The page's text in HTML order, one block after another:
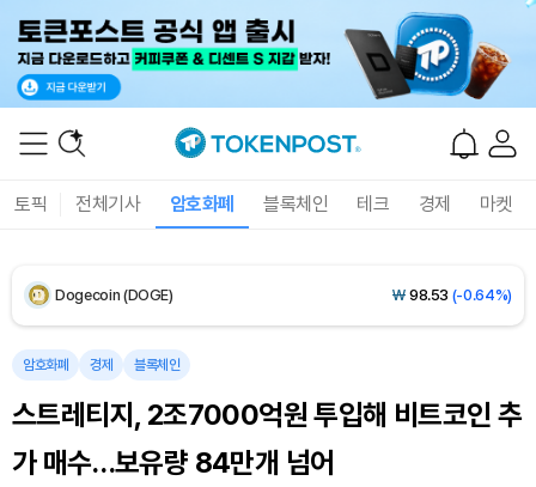
토픽 전체기사 암호화폐 블록체인 테크 경제 마켓
Solana (SOL) ₩107,503(+2.02%)
Bitcoin (BTC) 91,176,278(-0.32%)
암호화폐 경제 블록체인
스트레티지, 2조7000억원 투입해 비트코인 추
가 매수…보유량 84만개 넘어